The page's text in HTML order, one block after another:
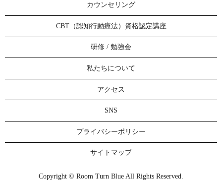
カウンセリング
CBT（認知行動療法）資格認定講座
研修 / 勉強会
私たちについて
アクセス
SNS
プライバシーポリシー
サイトマップ
Copyright © Room Turn Blue All Rights Reserved.